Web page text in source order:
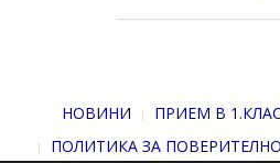
НОВИНИ ПРИЕМ В 1.КЛАС
ПОЛИТИКА ЗА